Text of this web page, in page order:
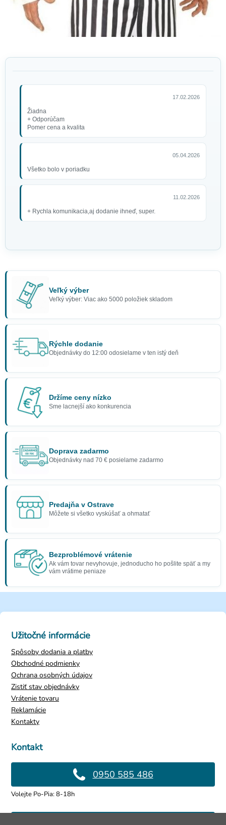
17.02.2026
Žiadna
+ Odporúčam
Pomer cena a kvalita
05.04.2026
Všetko bolo v poriadku
11.02.2026
+ Rychla komunikacia,aj dodanie ihneď, super.
Veľký výber
Veľký výber: Viac ako 5000 položiek skladom
Rýchle dodanie
Objednávky do 12:00 odosielame v ten istý deň
Držíme ceny nízko
Sme lacnejší ako konkurencia
Doprava zadarmo
Objednávky nad 70 € posielame zadarmo
Predajňa v Ostrave
Môžete si všetko vyskúšať a ohmatať
Bezproblémové vrátenie
Ak vám tovar nevyhovuje, jednoducho ho pošlite späť a my
vám vrátime peniaze
Kontakt
0950 585 486
Volejte Po-Pia: 8-18h
Užitočné informácie
Spôsoby dodania a platby
Obchodné podmienky
Ochrana osobných údajov
Zistiť stav objednávky
Vrátenie tovaru
Reklamácie
Kontakty